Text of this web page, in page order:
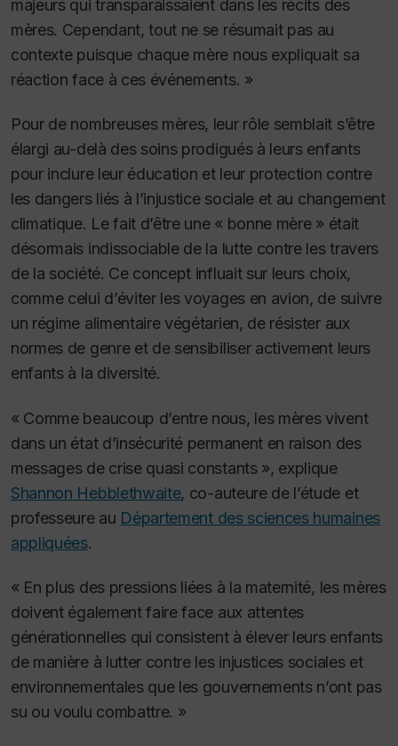
majeurs qui transparaissaient dans les récits des
mères. Cependant, tout ne se résumait pas au
contexte puisque chaque mère nous expliquait sa
réaction face à ces événements. »
Pour de nombreuses mères, leur rôle semblait s’être
élargi au-delà des soins prodigués à leurs enfants
pour inclure leur éducation et leur protection contre
les dangers liés à l’injustice sociale et au changement
climatique. Le fait d’être une « bonne mère » était
désormais indissociable de la lutte contre les travers
de la société. Ce concept influait sur leurs choix,
comme celui d’éviter les voyages en avion, de suivre
un régime alimentaire végétarien, de résister aux
normes de genre et de sensibiliser activement leurs
enfants à la diversité.
« Comme beaucoup d’entre nous, les mères vivent
dans un état d’insécurité permanent en raison des
messages de crise quasi constants », explique
Shannon Hebblethwaite, co-auteure de l’étude et
professeure au Département des sciences humaines
appliquées.
« En plus des pressions liées à la maternité, les mères
doivent également faire face aux attentes
générationnelles qui consistent à élever leurs enfants
de manière à lutter contre les injustices sociales et
environnementales que les gouvernements n’ont pas
su ou voulu combattre. »